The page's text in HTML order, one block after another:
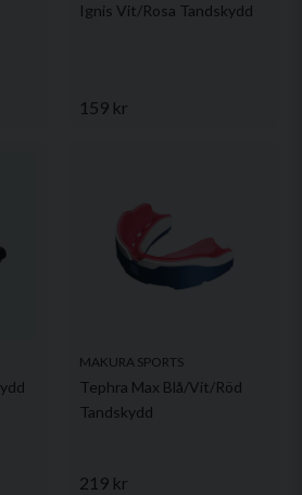
Ignis Vit/Rosa Tandskydd
159 kr
MAKURA SPORTS
Tephra Max Blå/Vit/Röd
Tandskydd
219 kr